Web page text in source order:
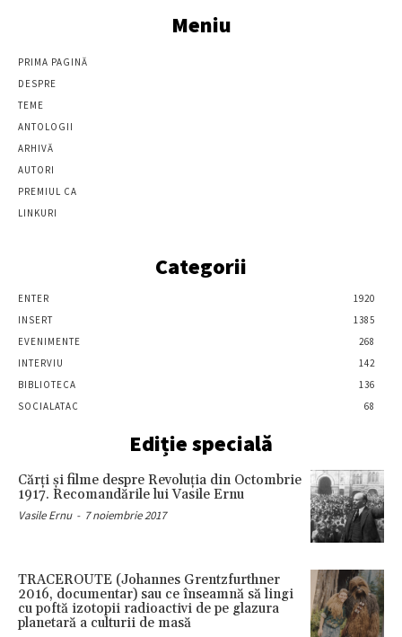
Meniu
PRIMA PAGINĂ
DESPRE
TEME
ANTOLOGII
ARHIVĂ
AUTORI
PREMIUL CA
LINKURI
Categorii
ENTER
1920
INSERT
1385
EVENIMENTE
268
INTERVIU
142
BIBLIOTECA
136
SOCIALATAC
68
Ediție specială
Cărţi şi filme despre Revoluţia din Octombrie
1917. Recomandările lui Vasile Ernu
Vasile Ernu - 7 noiembrie 2017
TRACEROUTE (Johannes Grentzfurthner
2016, documentar) sau ce înseamnă să lingi
cu poftă izotopii radioactivi de pe glazura
planetară a culturii de masă